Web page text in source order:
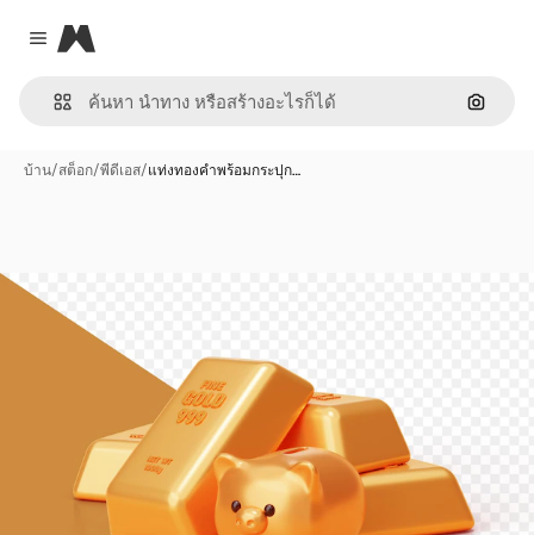
Close menu
Magnific
ค้นหา
บ้าน/สต็อก/พีดีเอส/แท่งทองคำพร้อมกระปุก…